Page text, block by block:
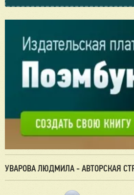
УВАРОВА ЛЮДМИЛА - АВТОРСКАЯ